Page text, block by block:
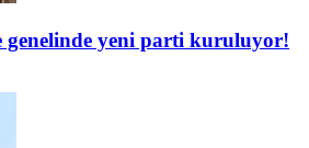
genelinde yeni parti kuruluyor!